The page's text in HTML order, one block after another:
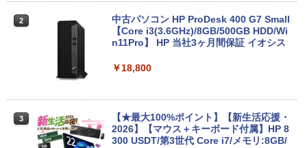
￥29,980
本日10倍！高性能第10世代Core i7-1061
1TB 13.3インチ HDMI搭載 WEBカメラ5
GWIFI Bluetooth内蔵 中古パソコン Mic
rosoftOffice2024可 Windows11 送料無
料 持ち運び便利
2
中古パソコン HP ProDesk 400 G7 Small
【Core i3(3.6GHz)/8GB/500GB HDD/Wi
n11Pro】 HP 当社3ヶ月間保証 イオシス
￥18,800
3
【★最大100%ポイント】【新生活応援・
2026】【マウス＋キーボード付属】HP 8
300 USDT/第3世代 Core i7/メモリ:8GB/